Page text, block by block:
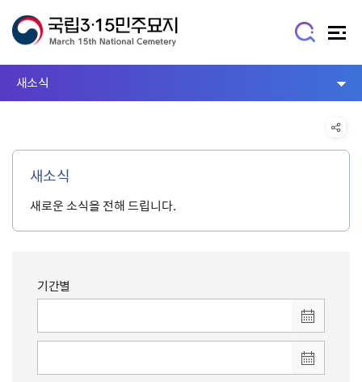
새소식
새소식
새로운 소식을 전해 드립니다.
기간별